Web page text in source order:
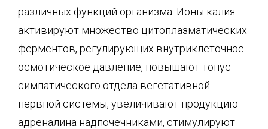
различных функций организма. Ионы калия
активируют множество цитоплазматических
ферментов, регулирующих внутриклеточное
осмотическое давление, повышают тонус
симпатического отдела вегетативной
нервной системы, увеличивают продукцию
адреналина надпочечниками, стимулируют